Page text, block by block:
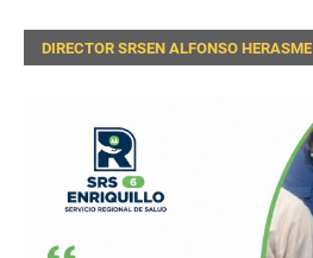
DIRECTOR SRSEN ALFONSO HERASME